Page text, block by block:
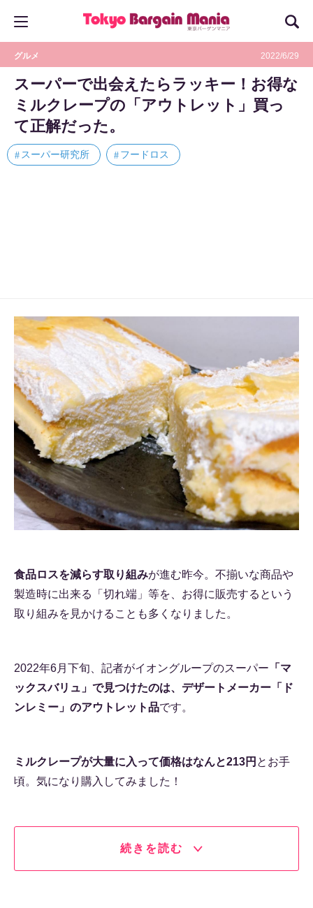
グルメ 2022/6/29
スーパーで出会えたらラッキー！お得な
ミルクレープの「アウトレット」買っ
て正解だった。
スーパー研究所 フードロス
食品ロスを減らす取り組みが進む昨今。不揃いな商品や
製造時に出来る「切れ端」等を、お得に販売するという
取り組みを見かけることも多くなりました。
2022年6月下旬、記者がイオングループのスーパー 「マ
ックスバリュ」で見つけたのは、デザートメーカー「ド
ンレミー」のアウトレット品です。
ミルクレープが大量に入って価格はなんと213円 とお手
頃。気になり購入してみました！
続きを読む